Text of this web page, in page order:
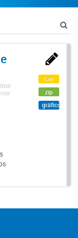
csv
zip
gráfico